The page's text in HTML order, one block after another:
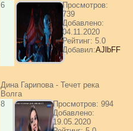
6
Просмотров:
739
Добавлено:
04.11.2020
Рейтинг: 5.0
Добавил:AJlbFF
Дина Гарипова - Течет река
Волга
8
Просмотров: 994
Добавлено:
19.05.2020